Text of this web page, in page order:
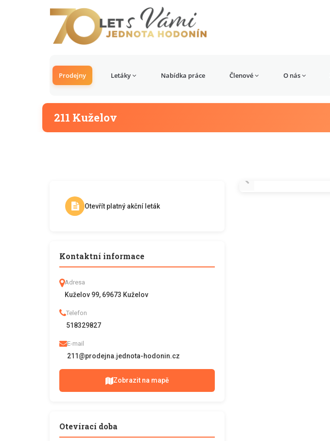
Prodejny Letáky Nabídka práce Členové O nás
211 Kuželov
Otevřít platný akční leták
Kontaktní informace
Adresa
Kuželov 99, 69673 Kuželov
Telefon
518329827
E-mail
211@prodejna.jednota-hodonin.cz
Zobrazit na mapě
Otevírací doba